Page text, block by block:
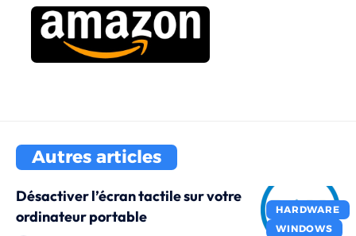
Autres articles
HARDWARE
WINDOWS
Désactiver l’écran tactile sur votre
ordinateur portable